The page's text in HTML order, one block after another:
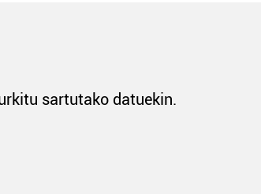
sartutako datuekin.